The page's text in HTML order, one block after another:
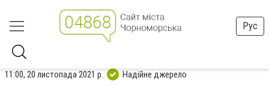
Рус
11:00, 20 листопада 2021 р. Надійне джерело